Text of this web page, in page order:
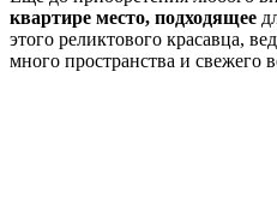
квартире место, подходящее
этого реликтового красавца,
много пространства и свежего